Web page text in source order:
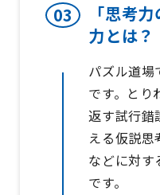
「思考
力とは？
パズル道
です。とり
返す試行錯
える仮説
などに対す
です。